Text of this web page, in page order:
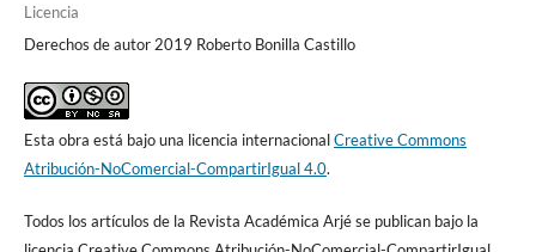
Licencia
Derechos de autor 2019 Roberto Bonilla Castillo
Esta obra está bajo una licencia internacionalCreative Commons
Atribución-NoComercial-CompartirIgual 4.0.
Todos los artículos de la Revista Académica Arjé se publican bajo la